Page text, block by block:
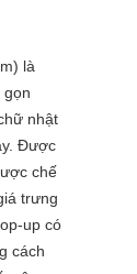
là
gọn
nhật
Được
chế
trưng
up có
cách